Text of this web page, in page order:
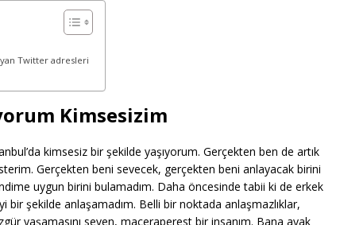
Twitter adresleri
Kimsesizim
kimsesiz bir şekilde yaşıyorum. Gerçekten ben de artık
Gerçekten beni sevecek, gerçekten beni anlayacak birini
uygun birini bulamadım. Daha öncesinde tabii ki de erkek
bir şekilde anlaşamadım. Belli bir noktada anlaşmazlıklar,
yaşamasını seven, maceraperest bir insanım. Bana ayak